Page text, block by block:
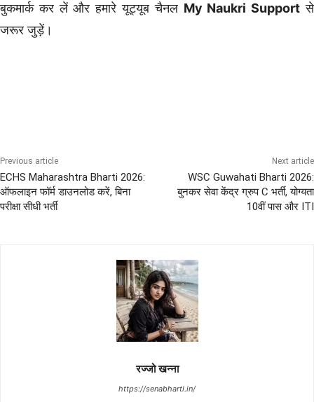
बुकमार्क कर लें और हमारे यूट्यूब चैनल My Naukri Support से
जरूर जुड़ें।
Previous article
ECHS Maharashtra Bharti 2026:
ऑफलाइन फॉर्म डाउनलोड करें, बिना
परीक्षा सीधी भर्ती
Next article
WSC Guwahati Bharti 2026:
बुनकर सेवा केंद्र ग्रुप C भर्ती, योग्यता
10वीं पास और ITI
रज्जो खन्ना
https://senabharti.in/